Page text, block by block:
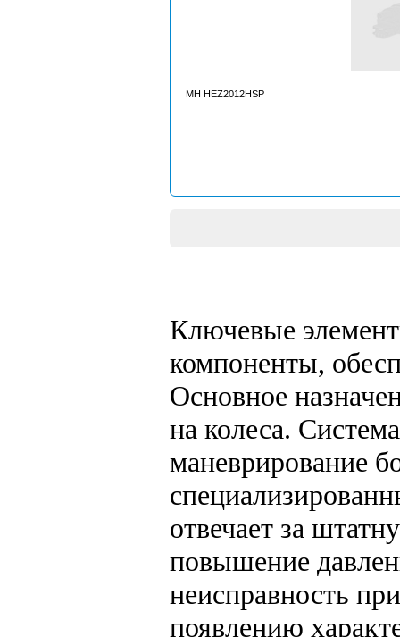
MH HEZ2012HSP
Ключевые
компоненты,
Основное
на колеса.
маневрирование
отвечает за
повышение
неисправность
появлению